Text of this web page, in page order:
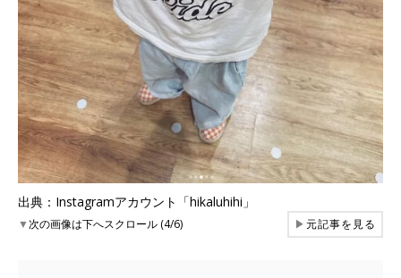
出典：Instagramアカウント「hikaluhihi」
▼次の画像は下へスクロール (4/6) ▶元記事を見る